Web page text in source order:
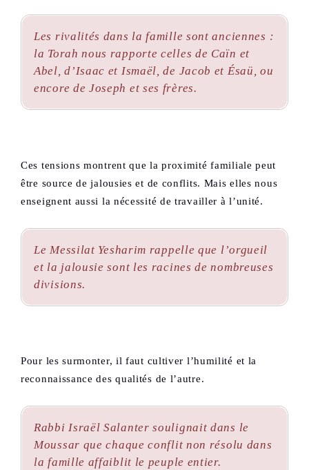
Les rivalités dans la famille sont anciennes :
la Torah nous rapporte celles de Caïn et
Abel, d’Isaac et Ismaël, de Jacob et Ésaü, ou
encore de Joseph et ses frères.
Ces tensions montrent que la proximité familiale peut
être source de jalousies et de conflits. Mais elles nous
enseignent aussi la nécessité de travailler à l’unité.
LeMessilat Yesharim rappelle que l’orgueil
et la jalousie sont les racines de nombreuses
divisions.
Pour les surmonter, il faut cultiver l’humilité et la
reconnaissance des qualités de l’autre.
Rabbi Israël Salanter soulignait dans le
Moussar que chaque conflit non résolu dans
la famille affaiblit le peuple entier.